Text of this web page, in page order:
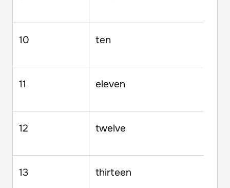
10 ten
11 eleven
12 twelve
13 thirteen